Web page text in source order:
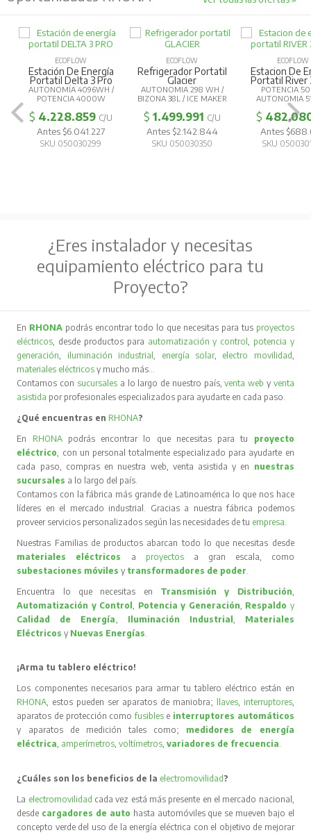
ECOFLOW
Estación De Energía
Portatil Delta 3 Pro
AUTONOMÍA 4096WH /
POTENCIA 4000W
$ 4.228.859 C/U
Antes $6.041.227
SKU 050030299
ECOFLOW
Refrigerador Portatil
Glacier
AUTONOMIA 298 WH /
BIZONA 38L / ICE MAKER
$ 1.499.991 C/U
Antes $2.142.844
SKU 050030350
ECOFLOW
Estacion De
Portatil River
POTENCIA
AUTONOMIA
$
Antes
SKU
¿Eres instalador y necesitas
equipamiento eléctrico para tu
Proyecto?
En RHONA podrás encontrar todo lo que necesitas para tus proyectos
eléctricos, desde productos para automatización y control, potencia y
generación, iluminación industrial, energía solar, electro movilidad,
materiales eléctricos y mucho más…
Contamos con sucursales a lo largo de nuestro país,venta web y venta
asistida por profesionales especializados para ayudarte en cada paso.
¿Qué encuentras en RHONA?
En RHONA podrás encontrar lo que necesitas para tu proyecto
eléctrico, con un personal totalmente especializado para ayudarte en
cada paso, compras en nuestra web, venta asistida y en nuestras
sucursales a lo largo del país.
Contamos con la fábrica más grande de Latinoamérica lo que nos hace
líderes en el mercado industrial. Gracias a nuestra fábrica podemos
proveer servicios personalizados según las necesidades de tu empresa.
Nuestras Familias de productos abarcan todo lo que necesitas desde
materiales eléctricos
a proyectos
a gran escala, como
subestaciones móvilesy transformadores de poder.
Encuentra lo que necesitas en Transmisión y Distribución,
Automatización y Control, Potencia y Generación, Respaldo y
Calidad de Energía, Iluminación Industrial , Materiales
Eléctricos y Nuevas Energías.
¡Arma tu tablero eléctrico!
Los componentes necesarios para armar tu tablero eléctrico están en
RHONA, estos pueden ser aparatos de maniobra; llaves, interruptores,
aparatos de protección comofusibles e interruptores automáticos
y aparatos de medición tales como; medidores de energía
eléctrica, amperímetros,voltímetros,variadores de frecuencia.
¿Cuáles son los beneficios de la electromovilidad ?
La electromovilidad cada vez está más presente en el mercado nacional,
desde cargadores de auto hasta automóviles que se mueven bajo el
concepto verde del uso de la energía eléctrica con el objetivo de mejorar